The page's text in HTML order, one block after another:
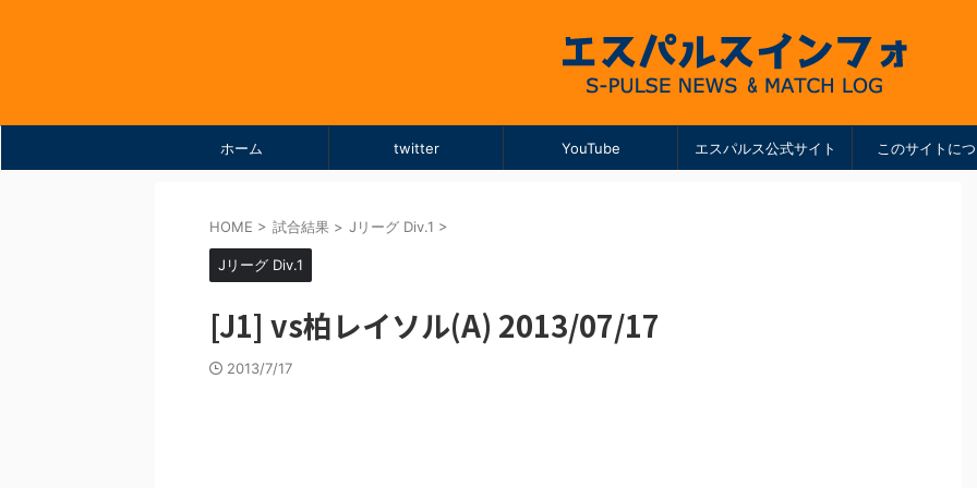
ホーム twitter YouTube エスパルス公式サイト このサイトに
HOME > 試合結果 > Jリーグ Div.1 >
Jリーグ Div.1
[J1] vs柏レイソル(A) 2013/07/17
2013/7/17